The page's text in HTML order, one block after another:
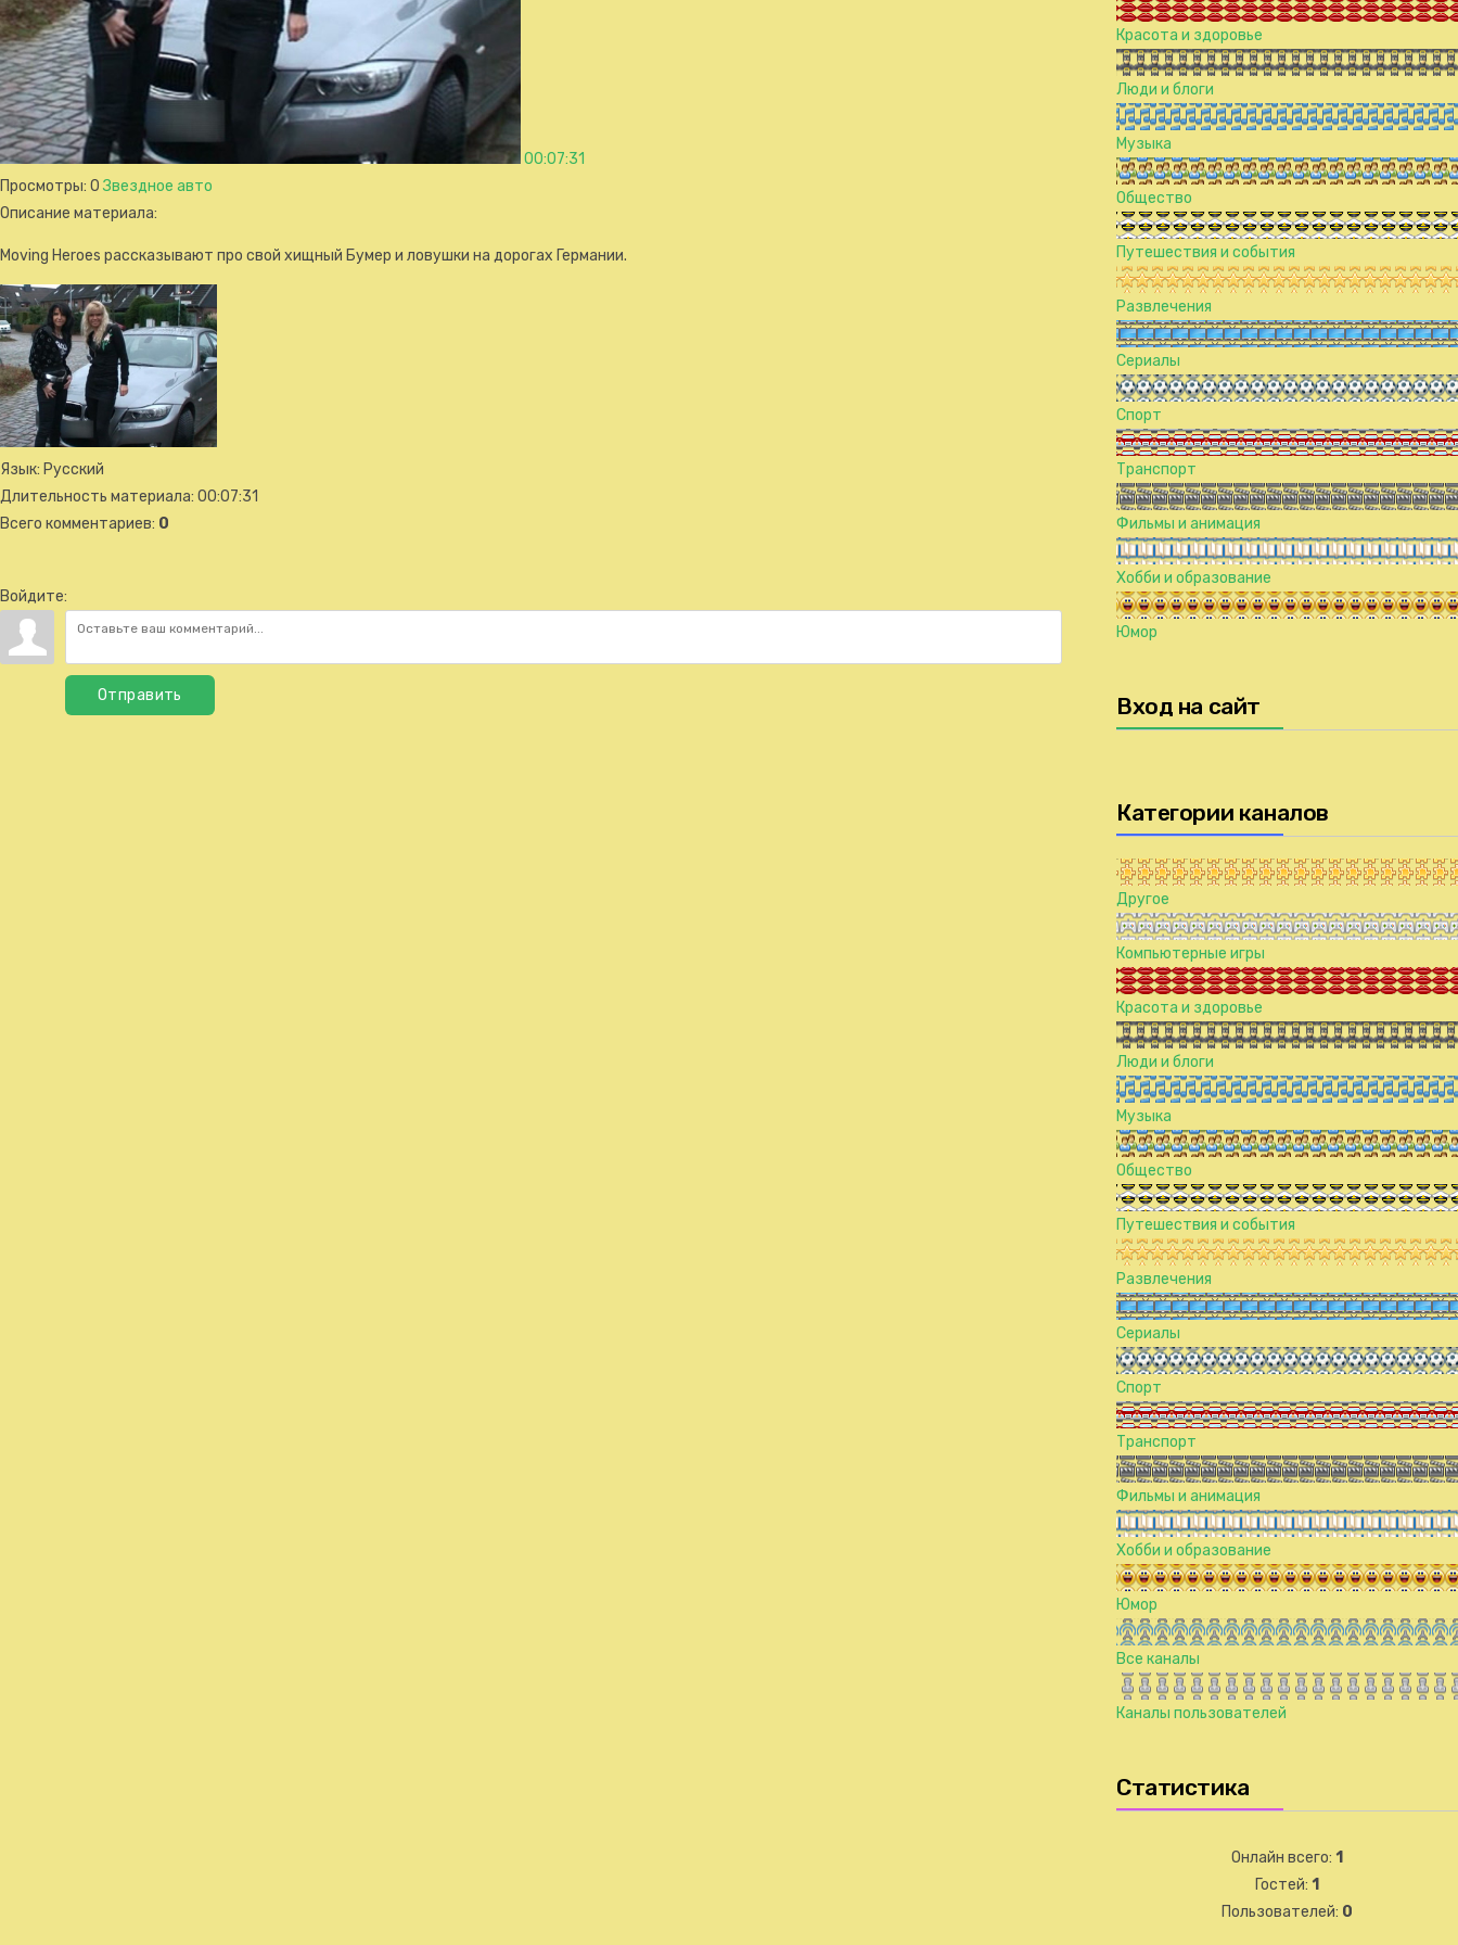
00:07:31
Просмотры: 0 Звездное авто
Описание материала:
Moving Heroes рассказывают про свой хищный Бумер и ловушки на дорогах Германии.
Язык: Русский
Длительность материала: 00:07:31
Всего комментариев: 0
Войдите:
Отправить
Красота и здоровье
Люди и блоги
Музыка
Общество
Путешествия и события
Развлечения
Сериалы
Спорт
Транспорт
Фильмы и анимация
Хобби и образование
Юмор
Вход на сайт
Категории каналов
Другое
Компьютерные игры
Красота и здоровье
Люди и блоги
Музыка
Общество
Путешествия и события
Развлечения
Сериалы
Спорт
Транспорт
Фильмы и анимация
Хобби и образование
Юмор
Все каналы
Каналы пользователей
Статистика
Онлайн всего: 1
Гостей: 1
Пользователей: 0